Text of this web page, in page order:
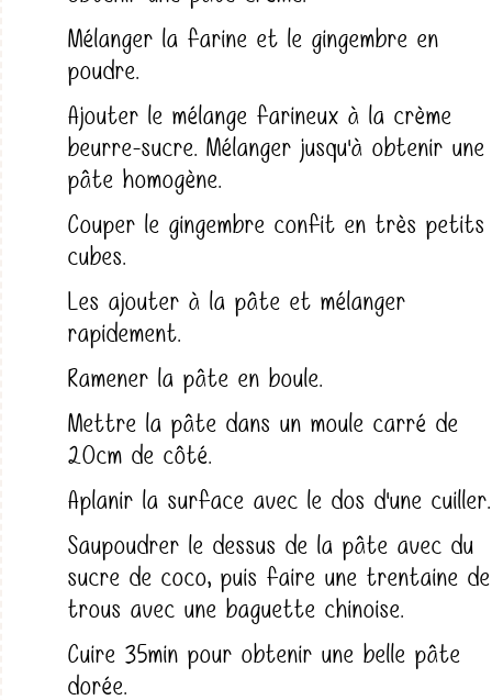
Mélanger la farine et le gingembre en
poudre.
Ajouter le mélange farineux à la crème
beurre-sucre. Mélanger jusqu'à obtenir une
pâte homogène.
Couper le gingembre confit en très petits
cubes.
Les ajouter à la pâte et mélanger
rapidement.
Ramener la pâte en boule.
Mettre la pâte dans un moule carré de
20cm de côté.
Aplanir la surface avec le dos d'une cuiller.
Saupoudrer le dessus de la pâte avec du
sucre de coco, puis faire une trentaine de
trous avec une baguette chinoise.
Cuire 35min pour obtenir une belle pâte
dorée.